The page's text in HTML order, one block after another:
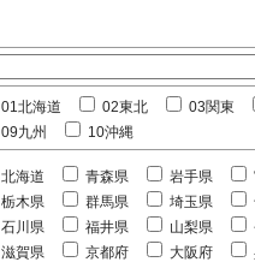
01北海道 02東北
03関東
09九州
10沖縄
北海道 青森県 岩手県
栃木県
群馬県 埼玉県
石川県
福井県 山梨県
滋賀県
京都府 大阪府